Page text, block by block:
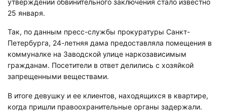
25 января.
Так, по данным пресс-службы прокуратуры Санкт-
Петербурга, 24-летняя дама предоставляла помещения в
коммуналке на Заводской улице наркозависимым
гражданам. Посетители в ответ делились с хозяйкой
запрещенными веществами.
В итоге девушку и ее клиентов, находящихся в квартире,
когда пришли правоохранительные органы задержали.